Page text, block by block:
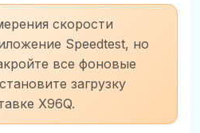
скорости
Speedtest, но
все фоновые
загрузку
X96Q.